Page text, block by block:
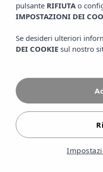
Le vacanze di coppia a
pulsante RIFIUTAo
IMPOSTAZIONI DEI
Se desideri ulteriori
DEI COOKIE sul nostro